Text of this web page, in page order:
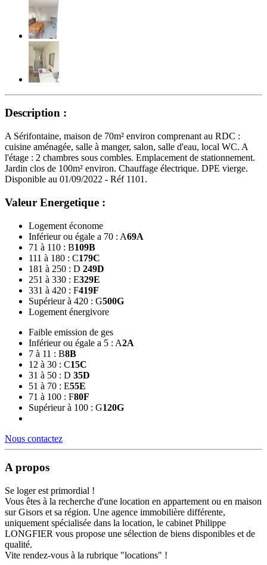
Description :
A Sérifontaine, maison de 70m² environ comprenant au RDC :
cuisine aménagée, salle à manger, salon, salle d'eau, local WC. A
l'étage : 2 chambres sous combles. Emplacement de stationnement.
Jardin clos de 100m² environ. Chauffage électrique. DPE vierge.
Disponible au 01/09/2022 - Réf 1101.
Valeur Energetique :
Logement économe
Inférieur ou égale a 70 : A69A
71 à 110 : B109B
111 à 180 : C179C
181 à 250 : D 249D
251 à 330 : E329E
331 à 420 : F419F
Supérieur à 420 : G500G
Logement énergivore
Faible emission de ges
Inférieur ou égale a 5 : A2A
7 à 11 : B8B
12 à 30 : C15C
31 à 50 : D 35D
51 à 70 : E55E
71 à 100 : F80F
Supérieur à 100 : G120G
Nous contactez
A propos
Se loger est primordial !
Vous êtes à la recherche d'une location en appartement ou en maison
sur Gisors et sa région. Une agence immobilière différente,
uniquement spécialisée dans la location, le cabinet Philippe
LONGFIER vous propose une sélection de biens disponibles et de
qualité.
Vite rendez-vous à la rubrique "locations" !